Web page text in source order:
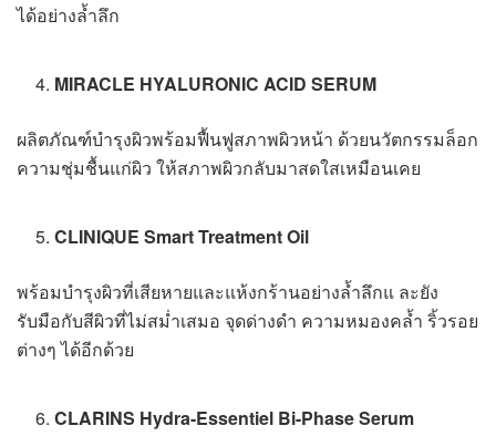
ได้อย่างล้ำลึก
MIRACLE HYALURONIC ACID SERUM
ผลิตภัณฑ์บำรุงผิวพร้อมฟื้นฟูสภาพผิวหน้า ด้วยนวัตกรรมล็อก
ความชุ่มชื้นแก่ผิว ให้สภาพผิวกลับมาสดใสเหมือนเคย
CLINIQUE Smart Treatment Oil
พร้อมบำรุงผิวที่เสียหายและแห้งกร้านอย่างล้ำลึกแ ละยัง
รับมือกับสีผิวที่ไม่สม่ำเสมอ จุดด่างดำ ความหมองคล้ำ ริ้วรอย
ต่างๆ ได้อีกด้วย
CLARINS Hydra-Essentiel Bi-Phase Serum